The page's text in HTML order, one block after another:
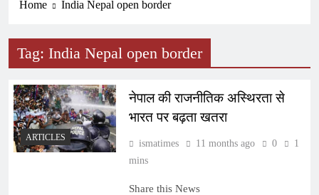
Home India Nepal open border
Tag: India Nepal open border
ARTICLES
नेपाल की राजनीतिक अस्थिरता से
भारत पर बढ़ता खतरा
ismatimes 11 months ago 0
1
mins
Share this News